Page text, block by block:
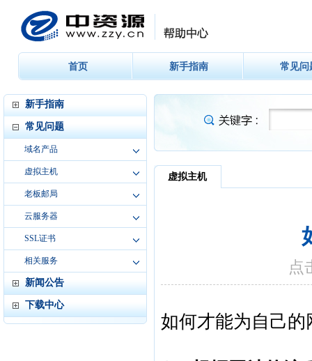
首页 新手指南 常见问
新手指南
常见问题
域名产品
虚拟主机
老板邮局
云服务器
SSL证书
相关服务
新闻公告
下载中心